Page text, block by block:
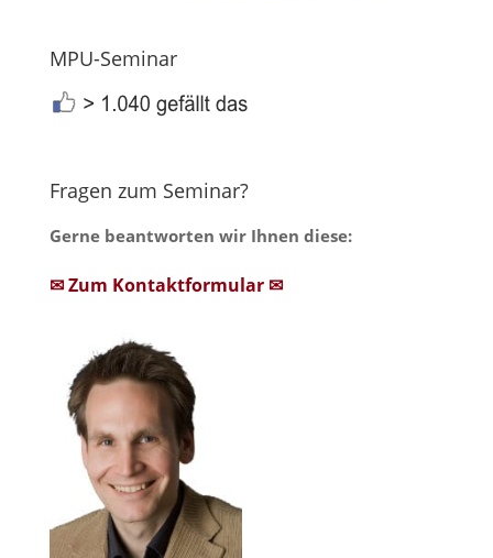
MPU-Seminar
Fragen zum Seminar?
Gerne beantworten wir Ihnen diese:
✉ Zum Kontaktformular ✉